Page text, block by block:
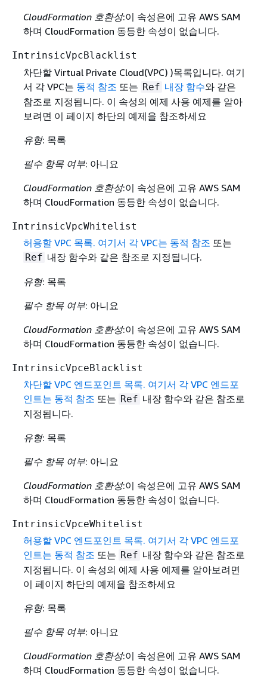
CloudFormation 호환성:이 속성은에 고유 AWS SAM
하며 CloudFormation 동등한 속성이 없습니다.
IntrinsicVpcBlacklist
차단할 Virtual Private Cloud(VPC) )목록입니다. 여기
서 각 VPC는 동적 참조 또는 Ref 내장 함수와 같은
참조로 지정됩니다. 이 속성의 예제 사용 예제를 알아
보려면 이 페이지 하단의 예제을 참조하세요
유형: 목록
필수 항목 여부: 아니요
CloudFormation 호환성:이 속성은에 고유 AWS SAM
하며 CloudFormation 동등한 속성이 없습니다.
IntrinsicVpcWhitelist
허용할 VPC 목록. 여기서 각 VPC는 동적 참조 또는
Ref 내장 함수와 같은 참조로 지정됩니다.
유형: 목록
필수 항목 여부: 아니요
CloudFormation 호환성:이 속성은에 고유 AWS SAM
하며 CloudFormation 동등한 속성이 없습니다.
IntrinsicVpceBlacklist
차단할 VPC 엔드포인트 목록. 여기서 각 VPC 엔드포
인트는 동적 참조 또는 Ref 내장 함수와 같은 참조로
지정됩니다.
유형: 목록
필수 항목 여부: 아니요
CloudFormation 호환성:이 속성은에 고유 AWS SAM
하며 CloudFormation 동등한 속성이 없습니다.
IntrinsicVpceWhitelist
허용할 VPC 엔드포인트 목록. 여기서 각 VPC 엔드포
인트는 동적 참조 또는 Ref 내장 함수와 같은 참조로
지정됩니다. 이 속성의 예제 사용 예제를 알아보려면
이 페이지 하단의 예제을 참조하세요
유형: 목록
필수 항목 여부: 아니요
CloudFormation 호환성:이 속성은에 고유 AWS SAM
하며 CloudFormation 동등한 속성이 없습니다.